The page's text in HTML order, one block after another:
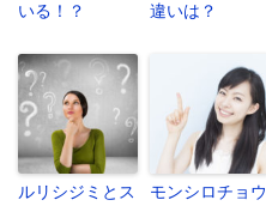
いる！？
違いは？
ルリシジミとス
モンシロチョウ